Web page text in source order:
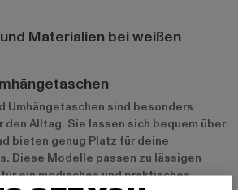
Materialien bei weißen
Umhängetaschen sind besonders
den Alltag. Sie lassen sich bequem über
bieten genug Platz für deine
Diese Modelle passen zu lässigen
ein modisches und praktisches